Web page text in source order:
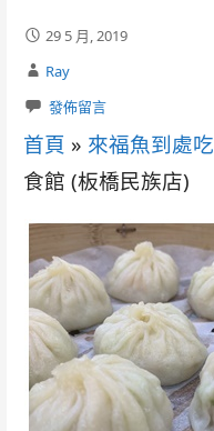
29 5 月, 2019
Ray
發佈留言
首頁 » 來福魚到處吃
食館 (板橋民族店)